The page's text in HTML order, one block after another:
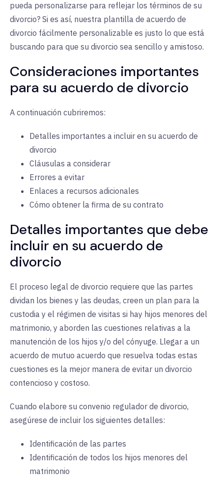
pueda personalizarse para reflejar los términos de su
divorcio? Si es así, nuestra plantilla de acuerdo de
divorcio fácilmente personalizable es justo lo que está
buscando para que su divorcio sea sencillo y amistoso.
Consideraciones importantes
para su acuerdo de divorcio
A continuación cubriremos:
Detalles importantes a incluir en su acuerdo de
divorcio
Cláusulas a considerar
Errores a evitar
Enlaces a recursos adicionales
Cómo obtener la firma de su contrato
Detalles importantes que debe
incluir en su acuerdo de
divorcio
El proceso legal de divorcio requiere que las partes
dividan los bienes y las deudas, creen un plan para la
custodia y el régimen de visitas si hay hijos menores del
matrimonio, y aborden las cuestiones relativas a la
manutención de los hijos y/o del cónyuge. Llegar a un
acuerdo de mutuo acuerdo que resuelva todas estas
cuestiones es la mejor manera de evitar un divorcio
contencioso y costoso.
Cuando elabore su convenio regulador de divorcio,
asegúrese de incluir los siguientes detalles:
Identificación de las partes
Identificación de todos los hijos menores del
matrimonio